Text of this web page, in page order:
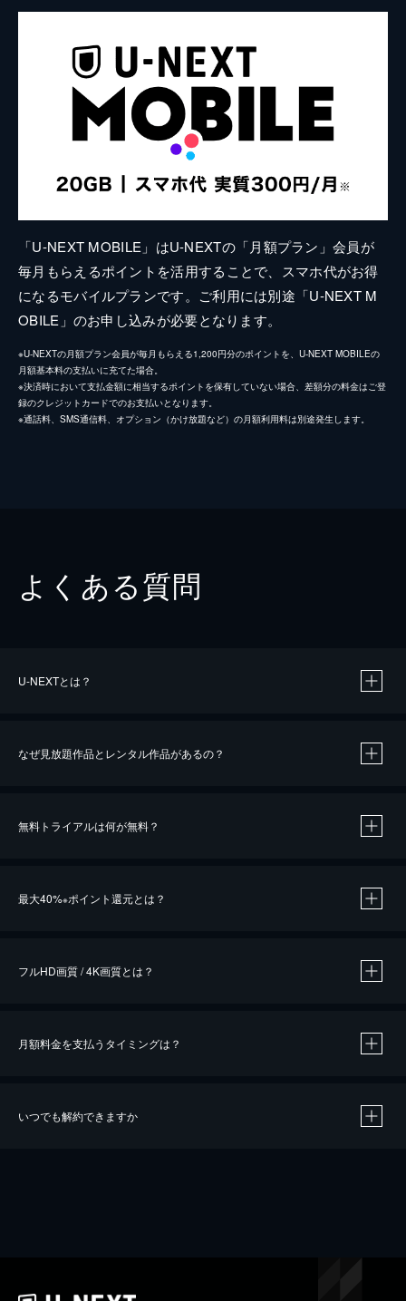
「U-NEXT MOBILE」はU-NEXTの「月額プラン」会員が
毎月もらえるポイントを活用することで、スマホ代がお得
になるモバイルプランです。ご利用には別途「U-NEXT M
OBILE」のお申し込みが必要となります。
※U-NEXTの月額プラン会員が毎月もらえる1,200円分のポイントを、U-NEXT MOBILEの
月額基本料の支払いに充てた場合。
※決済時において支払金額に相当するポイントを保有していない場合、差額分の料金はご登
録のクレジットカードでのお支払いとなります。
※通話料、SMS通信料、オプション（かけ放題など）の月額利用料は別途発生します。
よくある質問
U-NEXTとは？
なぜ見放題作品とレンタル作品があるの？
無料トライアルは何が無料？
最大40%※ポイント還元とは？
※40％ポイント還元の対象は、クレジットカード決済による作品の購入 / レンタルです。
iOSアプリのUコイン決済による作品の購入 / レンタルは、20％のポイント還元です。
フルHD画質 / 4K画質とは？
月額料金を支払うタイミングは？
いつでも解約できますか